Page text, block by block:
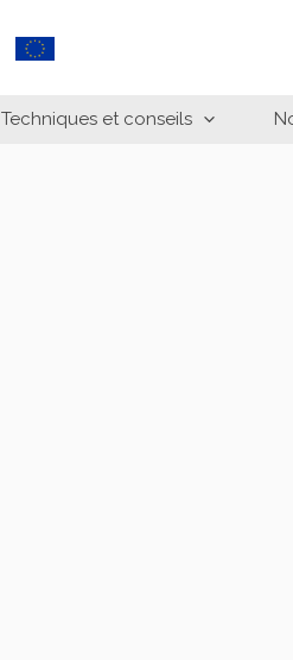
Techniques et conseils